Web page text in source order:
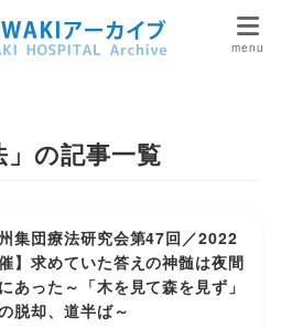
」の記事一覧
州集団療法研究会第47回／2022
】求めていた答えの神髄は夜間
あった～「木を見て森を見ず」
脱却、道半ば～